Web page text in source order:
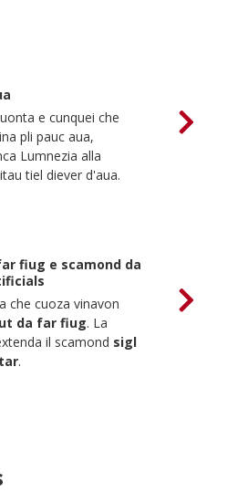
e cunquei che
pli pauc aua,
Lumnezia alla
tiel diever d'aua.
fiug e scamond da
che cuoza vinavon
da far fiug. La
il scamond sigl
.